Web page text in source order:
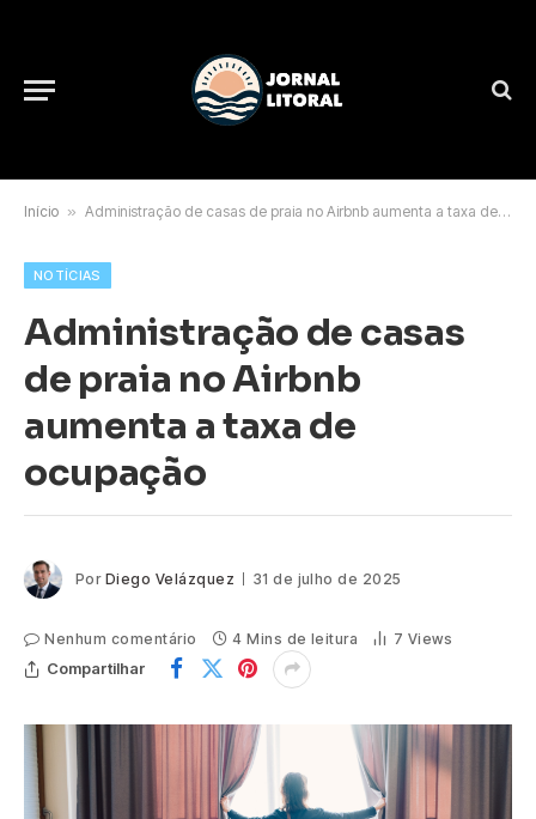
Início » Administração de casas de praia no Airbnb aumenta a taxa de ocupação
NOTÍCIAS
Administração de casas
de praia no Airbnb
aumenta a taxa de
ocupação
Por Diego Velázquez 31 de julho de 2025
Nenhum comentário 4 Mins de leitura 7 Views
Compartilhar